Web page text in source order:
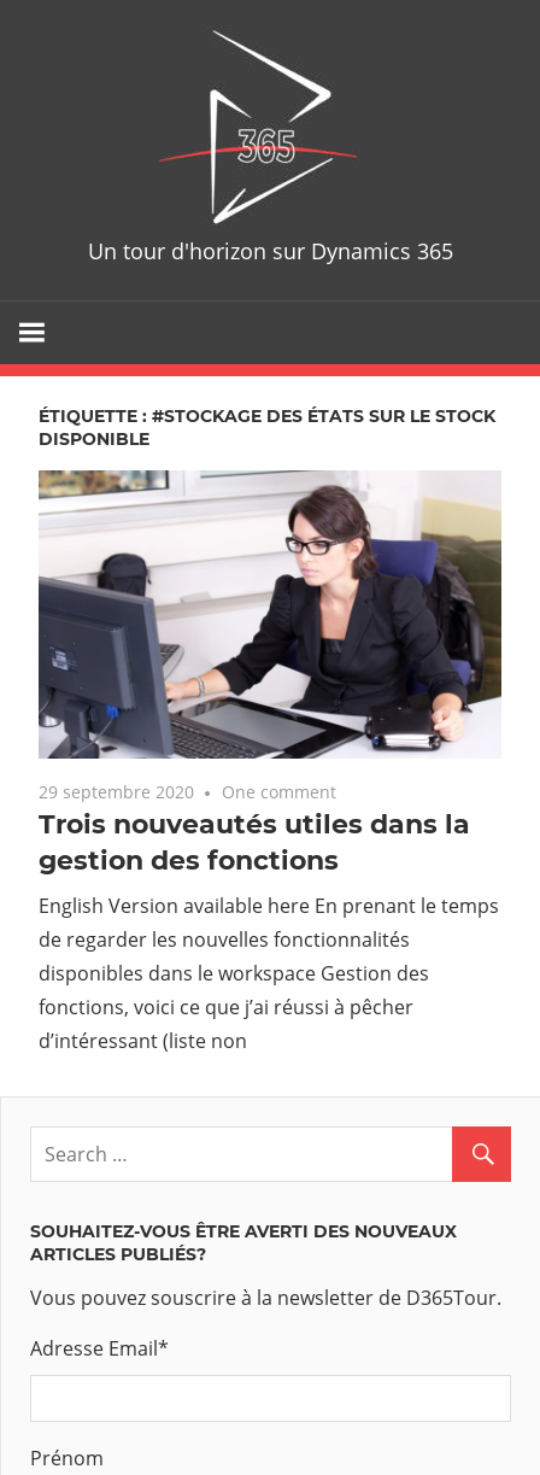
Un tour d'horizon sur Dynamics 365
ÉTIQUETTE : #STOCKAGE DES ÉTATS SUR LE STOCK
DISPONIBLE
29 septembre 2020 One comment
Trois nouveautés utiles dans la
gestion des fonctions
English Version available here En prenant le temps
de regarder les nouvelles fonctionnalités
disponibles dans le workspace Gestion des
fonctions, voici ce que j’ai réussi à pêcher
d’intéressant (liste non
SOUHAITEZ-VOUS ÊTRE AVERTI DES NOUVEAUX
ARTICLES PUBLIÉS?
Vous pouvez souscrire à la newsletter de D365Tour.
Adresse Email*
Prénom